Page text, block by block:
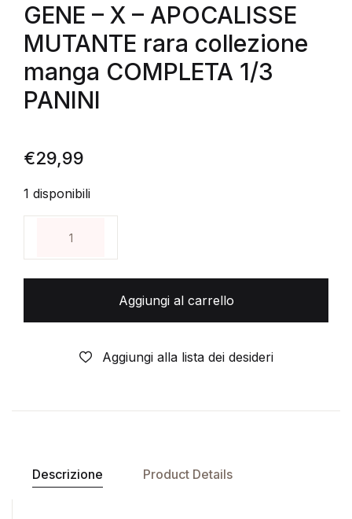
GENE – X – APOCALISSE
MUTANTE rara collezione
manga COMPLETA 1/3
PANINI
€29,99
1 disponibili
Aggiungi al carrello
Aggiungi alla lista dei desideri
Descrizione Product Details